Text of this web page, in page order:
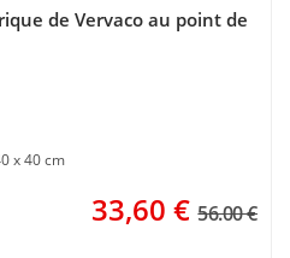
de Vervaco au point de
x 40 cm
33,60 € 56.00 €